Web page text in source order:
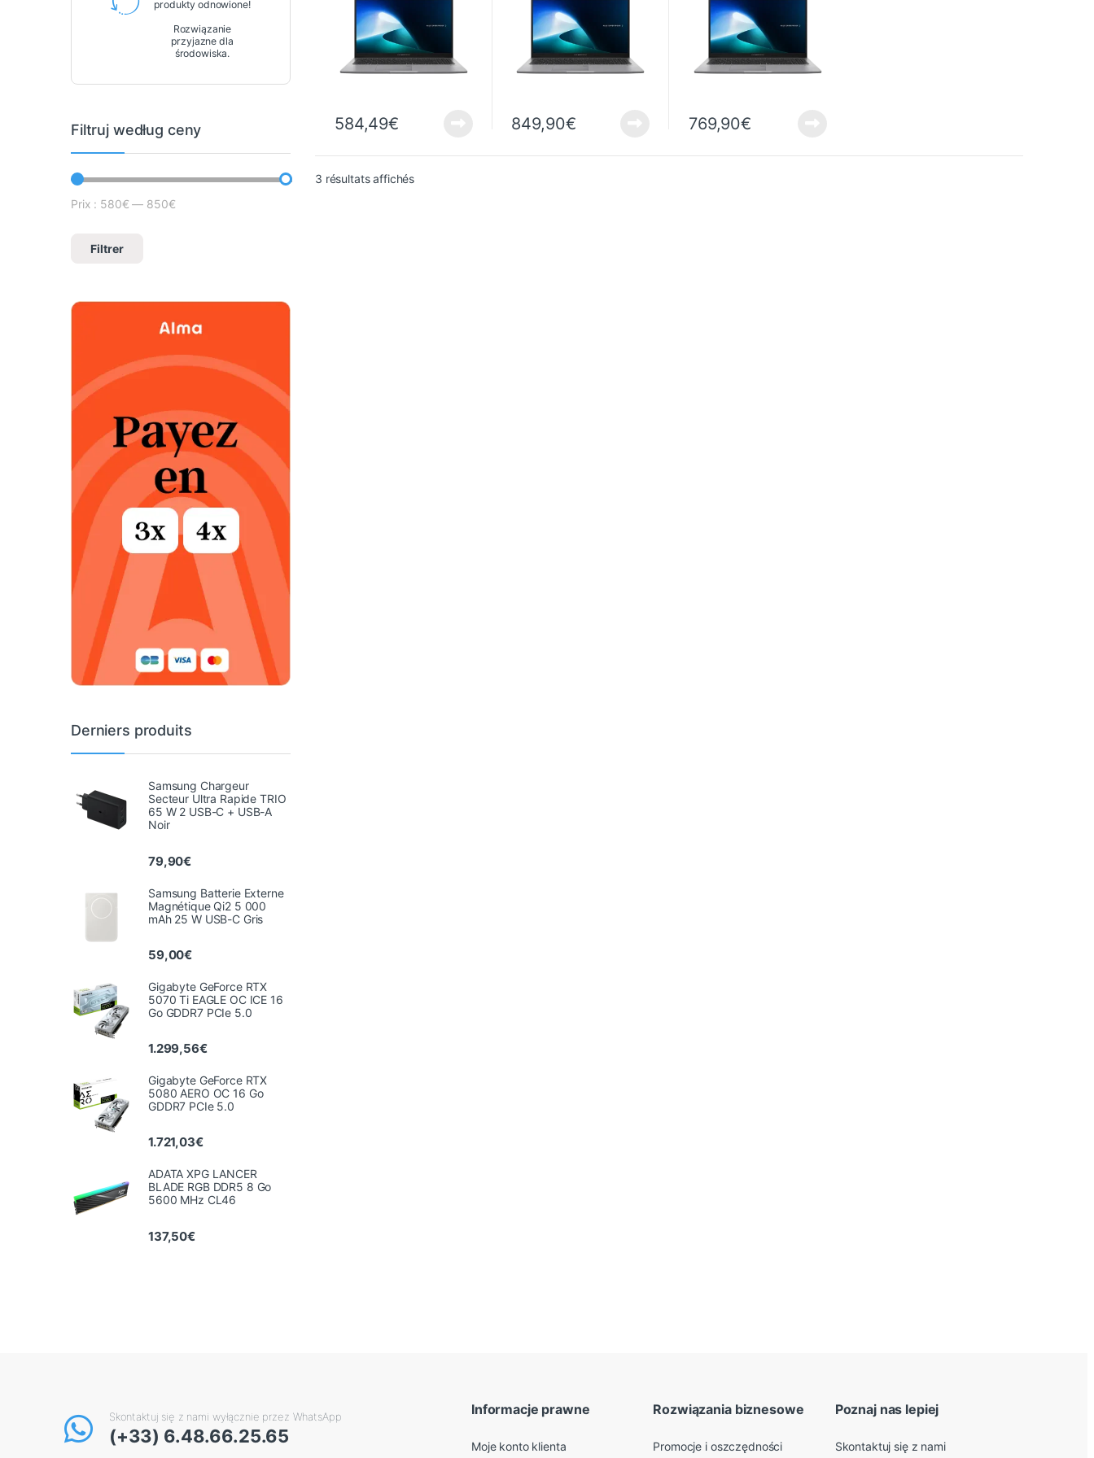
584,49€ 849,90€
Windows 11 Pro
769,90€
3 résultats affichésTrié du plus récent au plus ancien
produkty odnowione!
Rozwiązanie
przyjazne dla
środowiska.
Filtruj według ceny
Cena minimalna
Prix max
Filtrer
Prix : 580€ — 850€
Derniers produits
Samsung Chargeur
Secteur Ultra Rapide TRIO
65 W 2 USB-C + USB-A
Noir
79,90€
Samsung Batterie Externe
Magnétique Qi2 5 000
mAh 25 W USB-C Gris
59,00€
Gigabyte GeForce RTX
5070 Ti EAGLE OC ICE 16
Go GDDR7 PCIe 5.0
1.299,56€
Gigabyte GeForce RTX
5080 AERO OC 16 Go
GDDR7 PCIe 5.0
1.721,03€
ADATA XPG LANCER
BLADE RGB DDR5 8 Go
5600 MHz CL46
137,50€
Skontaktuj się z nami wyłącznie przez WhatsApp
(+33) 6.48.66.25.65
Informacje prawne
Moje konto klienta
Rozwiązania biznesowe
Promocje i oszczędności
Poznaj nas lepiej
Skontaktuj się z nami